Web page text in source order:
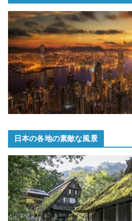
日本の各地の素敵な風景